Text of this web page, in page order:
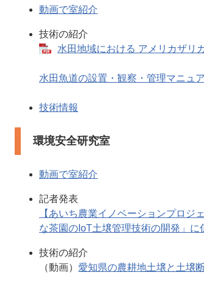
動画で室紹介
技術の紹介
水田地域における アメリカザリ
水田魚道の設置・観察・管理マニュ
技術情報
環境安全研究室
動画で室紹介
記者発表
【あいち農業イノベーションプロジ
な茶園のIoT土壌管理技術の開発」
技術の紹介
（動画） 愛知県の農耕地土壌と土壌